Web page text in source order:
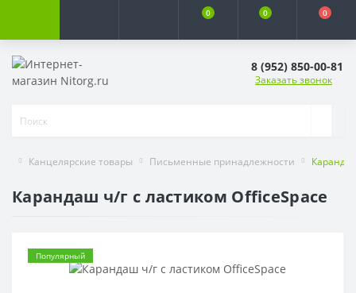
0 0 0
8 (952) 850-00-81
Заказать звонок
Канцелярские товары Письменные принадлежности
Карандаш ч/г с ластиком OfficeSpace
Популярный